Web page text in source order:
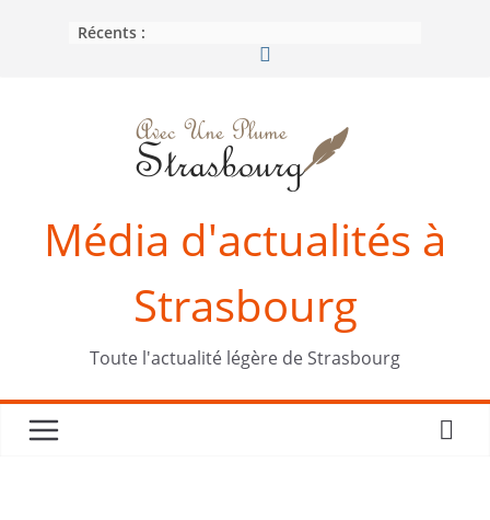
Récents :
Média d'actualités à
Strasbourg
Toute l'actualité légère de Strasbourg